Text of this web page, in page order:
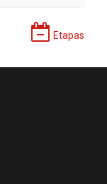
Etapas